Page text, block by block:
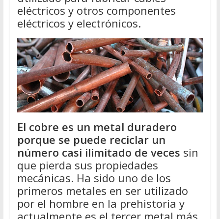
eléctricos y otros componentes
eléctricos y electrónicos.
El cobre es un metal duradero
porque se puede reciclar un
número casi ilimitado de veces sin
que pierda sus propiedades
mecánicas. Ha sido uno de los
primeros metales en ser utilizado
por el hombre en la prehistoria y
actualmente es el tercer metal más